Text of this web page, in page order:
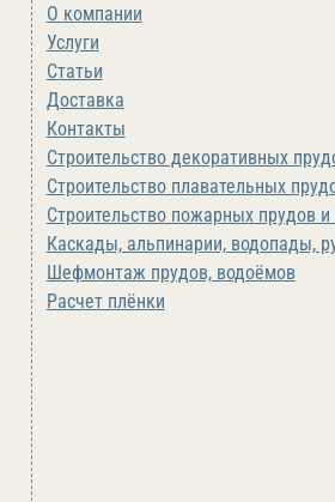
О компании
Услуги
Статьи
Доставка
Контакты
Строительство декоративных
Строительство плавательных
Строительство пожарных прудов
Каскады, альпинарии, водопады,
Шефмонтаж прудов, водоёмов
Расчет плёнки